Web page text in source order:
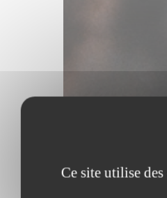
Ce site utilise